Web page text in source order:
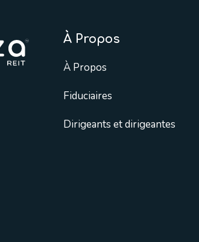
À Propos
À Propos
Fiduciaires
Dirigeants et dirigeantes